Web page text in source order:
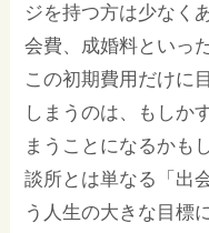
ジを持つ方は少なく
会費、成婚料といっ
この初期費用だけに
しまうのは、もしか
まうことになるかも
談所とは単なる「出
う人生の大きな目標